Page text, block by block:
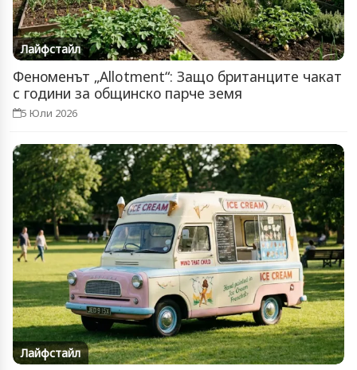
Лайфстайл
Феноменът „Allotment“: Защо британците чакат
с години за общинско парче земя
5 Юли 2026
Лайфстайл